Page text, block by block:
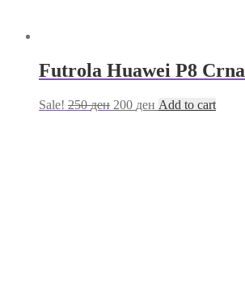
Futrola Huawei P8 Crna
Sale! 250ден 200 ден Add to cart